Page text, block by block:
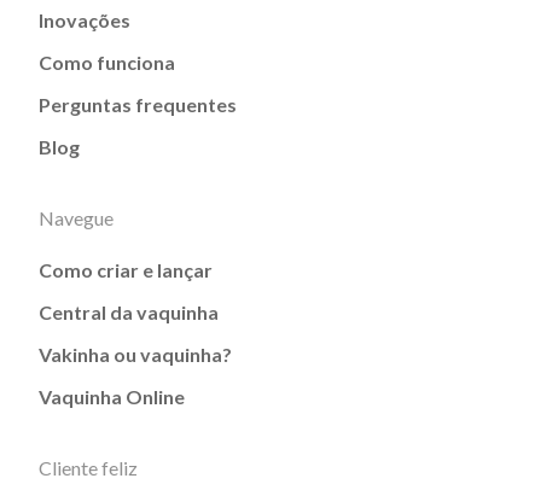
Inovações
Como funciona
Perguntas frequentes
Blog
Navegue
Como criar e lançar
Central da vaquinha
Vakinha ou vaquinha?
Vaquinha Online
Cliente feliz